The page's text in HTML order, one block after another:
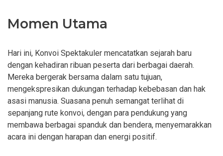
Momen Utama
Hari ini, Konvoi Spektakuler mencatatkan sejarah baru
dengan kehadiran ribuan peserta dari berbagai daerah.
Mereka bergerak bersama dalam satu tujuan,
mengekspresikan dukungan terhadap kebebasan dan hak
asasi manusia. Suasana penuh semangat terlihat di
sepanjang rute konvoi, dengan para pendukung yang
membawa berbagai spanduk dan bendera, menyemarakkan
acara ini dengan harapan dan energi positif.